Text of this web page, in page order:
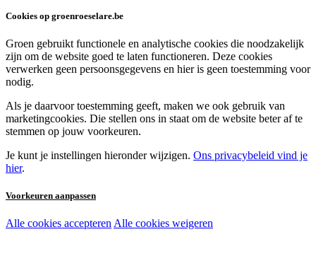
Cookies op groenroeselare.be
Groen gebruikt functionele en analytische cookies die noodzakelijk
zijn om de website goed te laten functioneren. Deze cookies
verwerken geen persoonsgegevens en hier is geen toestemming voor
nodig.
Als je daarvoor toestemming geeft, maken we ook gebruik van
marketingcookies. Die stellen ons in staat om de website beter af te
stemmen op jouw voorkeuren.
Je kunt je instellingen hieronder wijzigen. Ons privacybeleid vind je
hier.
Voorkeuren aanpassen
Noodzakelijke cookies:
Alle cookies accepteren Alle cookies weigeren